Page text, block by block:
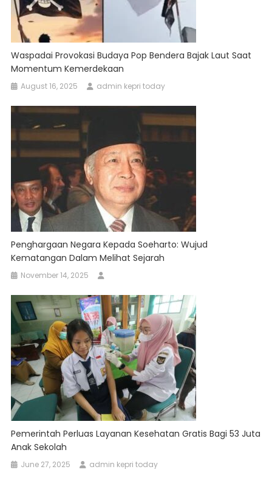
Waspadai Provokasi Budaya Pop Bendera Bajak Laut Saat
Momentum Kemerdekaan
August 16, 2025 admin kepri today
Penghargaan Negara Kepada Soeharto: Wujud
Kematangan Dalam Melihat Sejarah
November 14, 2025
Pemerintah Perluas Layanan Kesehatan Gratis Bagi 53 Juta
Anak Sekolah
June 27, 2025 admin kepri today